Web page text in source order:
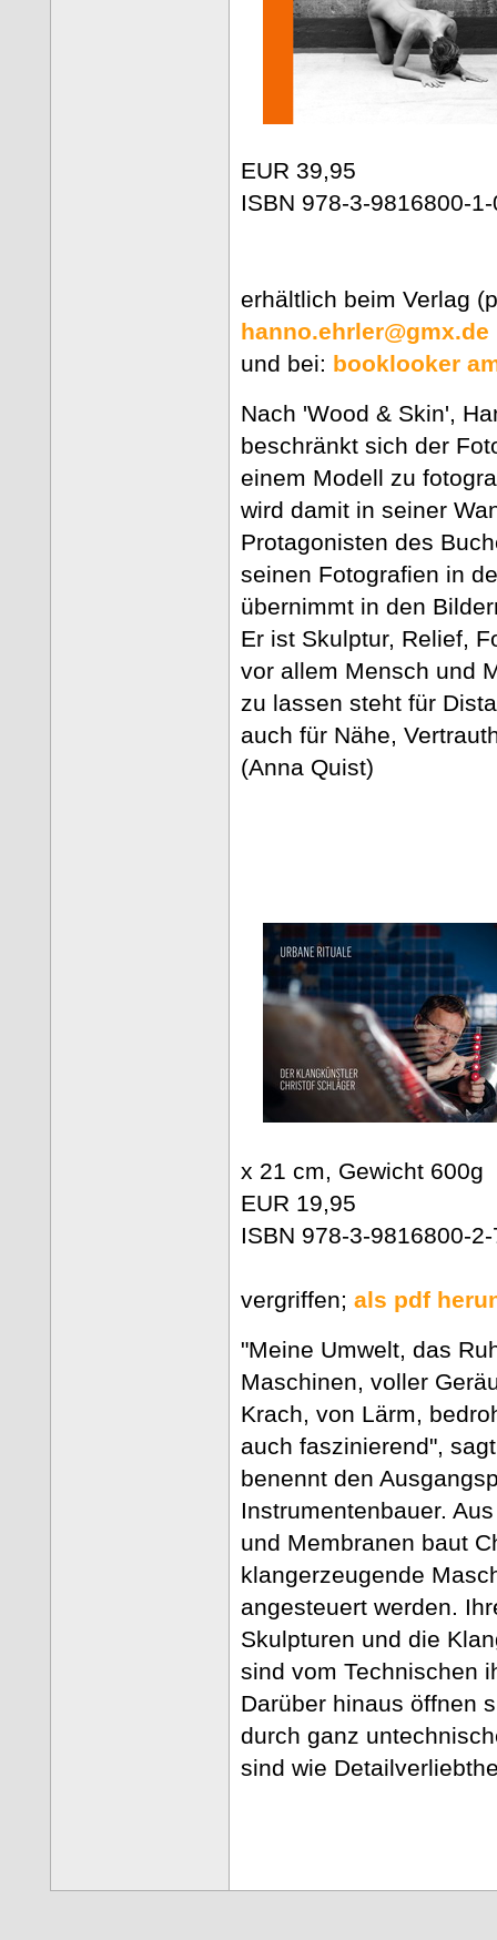
EUR 39,95
ISBN 978-3-9816800-
erhältlich beim Verlag
hanno.ehrler@gmx.de
und bei: booklooker
Nach 'Wood & Skin',
beschränkt sich der
einem Modell zu
wird damit in seiner
Protagonisten des
seinen Fotografien in
übernimmt in den
Er ist Skulptur, Relief,
vor allem Mensch und
zu lassen steht für
auch für Nähe,
(Anna Quist)
x 21 cm, Gewicht 600g
EUR 19,95
ISBN 978-3-9816800-
vergriffen; als pdf
"Meine Umwelt, das
Maschinen, voller
Krach, von Lärm,
auch faszinierend",
benennt den
Instrumentenbauer.
und Membranen baut
klangerzeugende
angesteuert werden.
Skulpturen und die
sind vom Technischen
Darüber hinaus öffnen
durch ganz
sind wie